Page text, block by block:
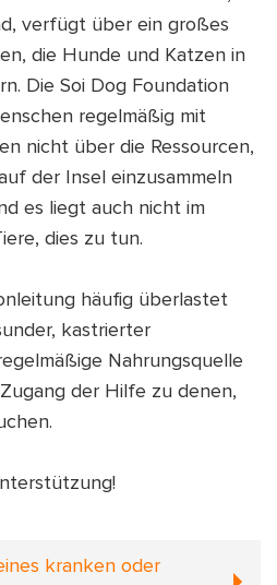
verfügt über ein großes
die Hunde und Katzen in
Die Soi Dog Foundation
regelmäßig mit
nicht über die Ressourcen,
der Insel einzusammeln
es liegt auch nicht im
dies zu tun.
häufig überlastet
kastrierter
Nahrungsquelle
der Hilfe zu denen,
kranken oder